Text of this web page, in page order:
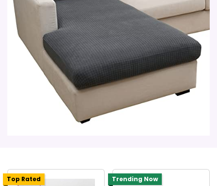
Top Rated Trending Now